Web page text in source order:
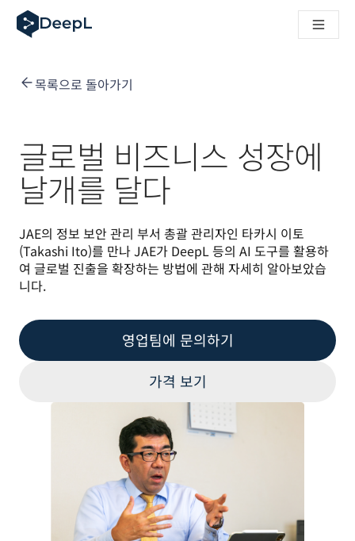
AI 에이전트용 DeepL
DeepL Translation Flow: 주요 사용 사례 및 통합 기능을 위한
Translation Flow를 만나보세요: 번역 워크플로우를 처음부터
고품질 텍스트 번역에서 실시간 음성 플랫폼까지
Building an instantly accessible voice demo with DeepL
목록으로 돌아가기
글로벌 비즈니스 성장에
날개를 달다
JAE의 정보 보안 관리 부서 총괄 관리자인 타카시 이토
(Takashi Ito)를 만나 JAE가 DeepL 등의 AI 도구를 활용하
여 글로벌 진출을 확장하는 방법에 관해 자세히 알아보았습
니다.
영업팀에 문의하기
가격 보기